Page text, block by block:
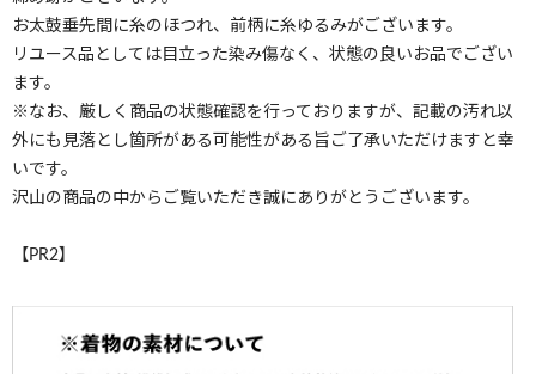
お太鼓垂先間に糸のほつれ、前柄に糸ゆるみがございます。
リユース品としては目立った染み傷なく、状態の良いお品でござい
ます。
※なお、厳しく商品の状態確認を行っておりますが、記載の汚れ以
外にも見落とし箇所がある可能性がある旨ご了承いただけますと幸
いです。
沢山の商品の中からご覧いただき誠にありがとうございます。
【PR2】